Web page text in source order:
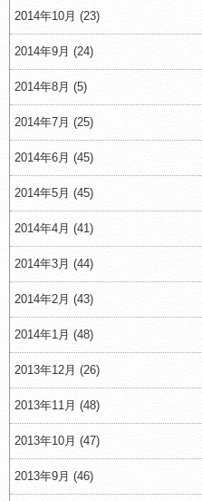
2014年10月 (23)
2014年9月 (24)
2014年8月 (5)
2014年7月 (25)
2014年6月 (45)
2014年5月 (45)
2014年4月 (41)
2014年3月 (44)
2014年2月 (43)
2014年1月 (48)
2013年12月 (26)
2013年11月 (48)
2013年10月 (47)
2013年9月 (46)